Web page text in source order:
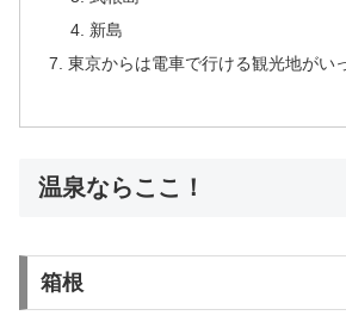
新島
東京からは電車で行ける観光地がい
温泉ならここ！
箱根